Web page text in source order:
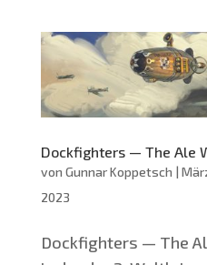
Dockfighters — The Ale
von Gunnar Koppetsch |
2023
Dock­figh­ters — The